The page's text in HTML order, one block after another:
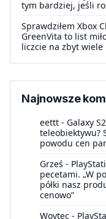
tym bardziej, jeśli
Sprawdziłem Xbox
GreenVita to list
liczcie na zbyt wiele
Najnowsze
eettt - Galaxy
teleobiektywu?
powodu cen
Grześ -
pecetami. „W
półki nasz
cenowo”
Woytec -